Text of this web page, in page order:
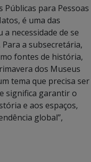
Públicas para Pessoas
é uma das
necessidade de se
a subsecretária,
fontes de história,
dos Museus
tema que precisa ser
significa garantir o
e aos espaços,
global”,